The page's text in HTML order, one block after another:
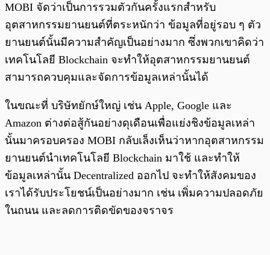
MOBI จัดว่าเป็นการรวมตัวกันครั้งแรกสำหรับ
อุตสาหกรรมยานยนต์ที่ตระหนักว่า ข้อมูลที่อยู่รอบ ๆ ตัว
ยานยนต์นั้นมีความสำคัญเป็นอย่างมาก ซึ่งพวกเขาคิดว่า
เทคโนโลยี Blockchain จะทำให้อุตสาหกรรมยานยนต์
สามารถควบคุมและจัดการข้อมูลเหล่านั้นได้
ในขณะที่ บริษัทยักษ์ใหญ่ เช่น Apple, Google และ
Amazon ต่างต่อสู้กันอย่างดุเดือนเพื่อแย่งชิงข้อมูลเหล่า
นั้นมาครอบครอง MOBI กลับเล็งเห็นว่าหากอุตสาหกรรม
ยานยนต์นำเทคโนโลยี Blockchain มาใช้ และทำให้
ข้อมูลเหล่านั้น Decentralized ออกไป จะทำให้สังคมของ
เราได้รับประโยชน์เป็นอย่างมาก เช่น เพิ่มความปลอดภัย
ในถนน และลดการติดขัดของจราจร